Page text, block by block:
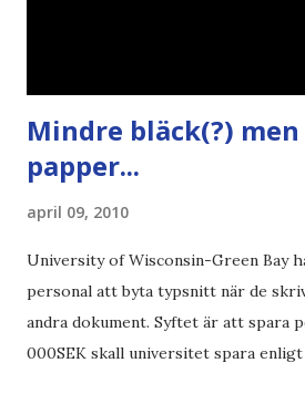
Mindre bläck(?)
papper...
april 09, 2010
University of Wisconsin-Green Bay
personal att byta typsnitt när de
andra dokument. Syftet är att spara
000SEK skall universitet spara